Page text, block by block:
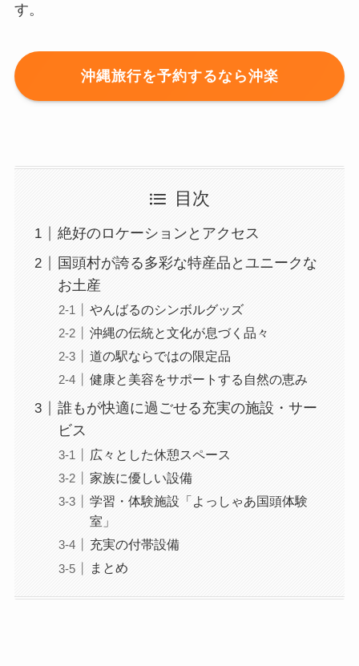
す。
沖縄旅行を予約するなら沖楽
目次
絶好のロケーションとアクセス
国頭村が誇る多彩な特産品とユニークな
お土産
やんばるのシンボルグッズ
沖縄の伝統と文化が息づく品々
道の駅ならではの限定品
健康と美容をサポートする自然の恵み
誰もが快適に過ごせる充実の施設・サー
ビス
広々とした休憩スペース
家族に優しい設備
学習・体験施設「よっしゃあ国頭体験
室」
充実の付帯設備
まとめ